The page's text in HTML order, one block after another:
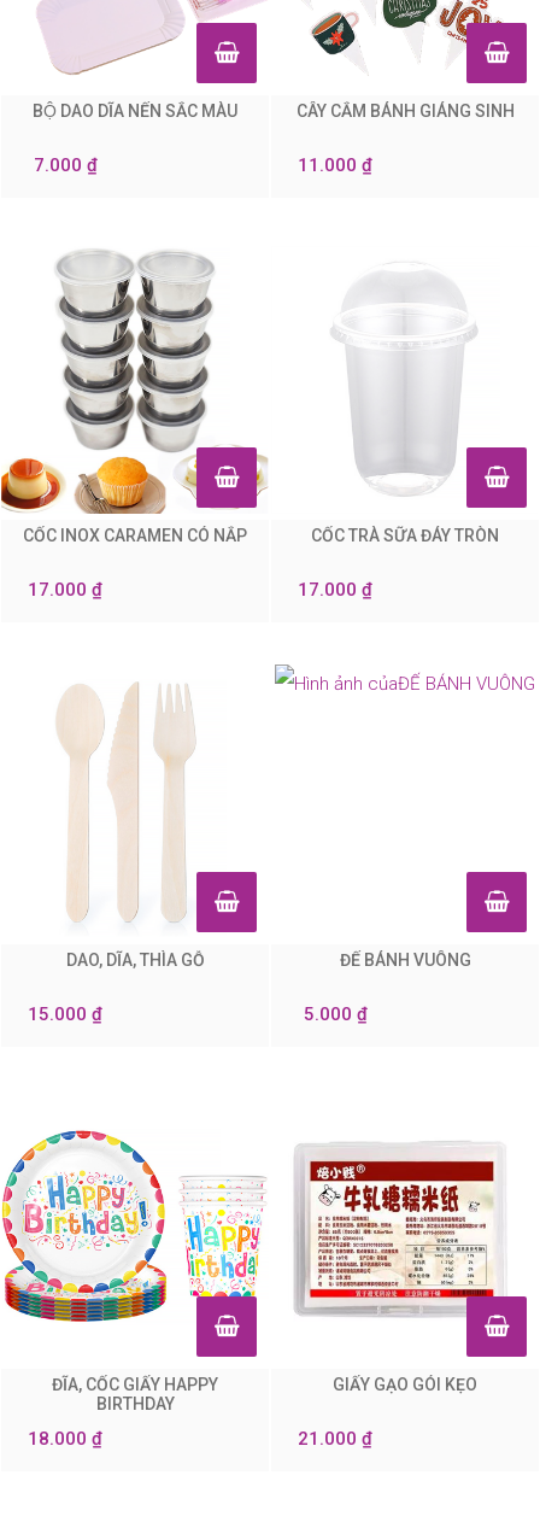
BỘ DAO DĨA NẾN SẮC MÀU
7.000 ₫
CÂY CẮM BÁNH GIÁNG SINH
11.000 ₫
CỐC INOX CARAMEN CÓ NẮP
17.000 ₫
CỐC TRÀ SỮA ĐÁY TRÒN
17.000 ₫
DAO, DĨA, THÌA GỖ
15.000 ₫
ĐẾ BÁNH VUÔNG
5.000 ₫
ĐĨA, CỐC GIẤY HAPPY
BIRTHDAY
18.000 ₫
GIẤY GẠO GÓI KẸO
21.000 ₫